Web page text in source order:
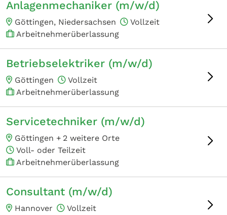
Anlagenmechaniker (m/w/d)
Göttingen, Niedersachsen
Vollzeit
Arbeitnehmerüberlassung
Betriebselektriker (m/w/d)
Göttingen
Vollzeit
Arbeitnehmerüberlassung
Servicetechniker (m/w/d)
Göttingen + 2 weitere Orte
Voll- oder Teilzeit
Arbeitnehmerüberlassung
Consultant (m/w/d)
Hannover
Vollzeit